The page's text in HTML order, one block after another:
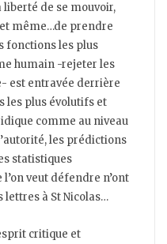
de se mouvoir,
même…de prendre
fonctions les plus
humain -rejeter les
est entravée derrière
les plus évolutifs et
comme au niveau
les prédictions
statistiques
veut défendre n’ont
lettres à St Nicolas…
critique et